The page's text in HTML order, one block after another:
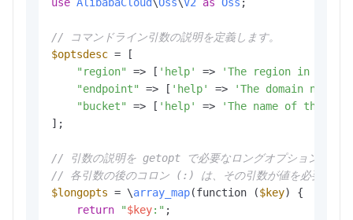
// コマンドライン引数の説明を定義します。
$optsdesc = [
"region"
=> [ 'help' =>
'The region in
"endpoint"
=> [ 'help' =>
'The domain
"bucket"
=> [ 'help' =>
'The name of the
];
// 引数の説明を getopt で必要なロングオプション形式に
// 各引数の後のコロン (:) は、その引数が値を必要とす
$longopts = \array_map(function ($key) {
return
"$key:" ;